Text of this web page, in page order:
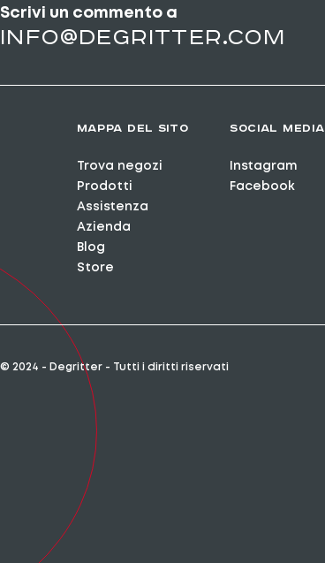
Scrivi un commento a
info@degritter.com
MAPPA DEL SITO
Trova negozi
Prodotti
Assistenza
Azienda
Blog
Store
SOCIAL MEDIA
Instagram
Facebook
© 2024 - Degritter - Tutti i diritti riservati